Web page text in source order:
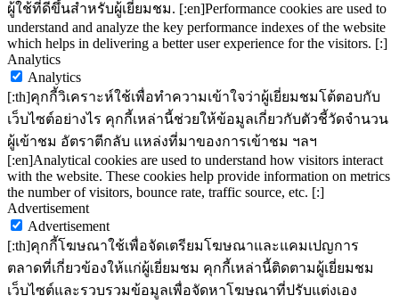
ผู้ใช้ที่ดีขึ้นสำหรับผู้เยี่ยมชม. [:en]Performance cookies are used to
understand and analyze the key performance indexes of the website
which helps in delivering a better user experience for the visitors. [:]
Analytics
Analytics
[:th]คุกกี้วิเคราะห์ใช้เพื่อทำความเข้าใจว่าผู้เยี่ยมชมโต้ตอบกับ
เว็บไซต์อย่างไร คุกกี้เหล่านี้ช่วยให้ข้อมูลเกี่ยวกับตัวชี้วัดจำนวน
ผู้เข้าชม อัตราตีกลับ แหล่งที่มาของการเข้าชม ฯลฯ
[:en]Analytical cookies are used to understand how visitors interact
with the website. These cookies help provide information on metrics
the number of visitors, bounce rate, traffic source, etc. [:]
Advertisement
Advertisement
[:th]คุกกี้โฆษณาใช้เพื่อจัดเตรียมโฆษณาและแคมเปญการ
ตลาดที่เกี่ยวข้องให้แก่ผู้เยี่ยมชม คุกกี้เหล่านี้ติดตามผู้เยี่ยมชม
เว็บไซต์และรวบรวมข้อมูลเพื่อจัดหาโฆษณาที่ปรับแต่งเอง